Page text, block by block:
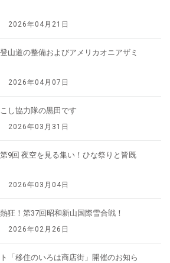
2026年04月21日
山道の整備およびアメリカオニアザミ
2026年04月07日
し協力隊の黒田です
2026年03月31日
9回 夜空を見る集い！ひな祭りと皆既
2026年03月04日
狂！第37回昭和新山国際雪合戦！
2026年02月26日
「移住のいろは商店街」開催のお知ら